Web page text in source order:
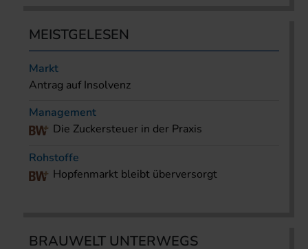
MEISTGELESEN
Markt
Antrag auf Insolvenz
Management
Die Zuckersteuer in der Praxis
Rohstoffe
Hopfenmarkt bleibt überversorgt
BRAUWELT UNTERWEGS